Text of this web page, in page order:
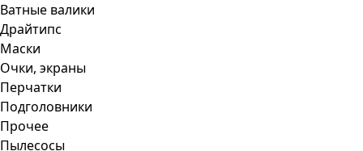
Ватные валики
Драйтипс
Маски
Очки, экраны
Перчатки
Подголовники
Прочее
Пылесосы